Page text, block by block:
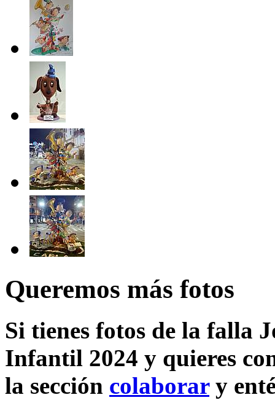
Queremos más fotos
Si tienes fotos de la falla
Infantil 2024 y quieres
la sección colaborary